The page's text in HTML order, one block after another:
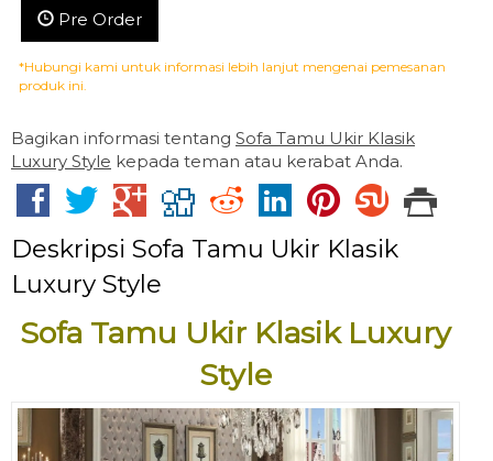
Pre Order
*Hubungi kami untuk informasi lebih lanjut mengenai pemesanan
produk ini.
Bagikan informasi tentang Sofa Tamu Ukir Klasik
Luxury Style kepada teman atau kerabat Anda.
Deskripsi Sofa Tamu Ukir Klasik
Luxury Style
Sofa Tamu Ukir Klasik Luxury
Style